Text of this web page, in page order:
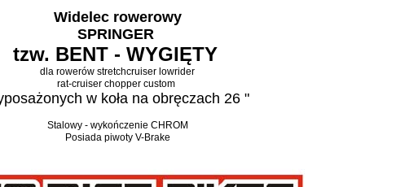
Widelec rowerowy
SPRINGER
tzw. BENT - WYGIĘTY
dla rowerów stretchcruiser lowrider
rat-cruiser chopper custom
w koła na obręczach 26 "
Stalowy - wykończenie CHROM
Posiada piwoty V-Brake